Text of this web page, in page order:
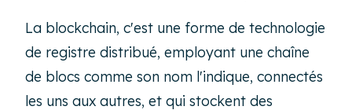
La blockchain, c'est une forme de technologie
de registre distribué, employant une chaîne
de blocs comme son nom l'indique, connectés
les uns aux autres, et qui stockent des